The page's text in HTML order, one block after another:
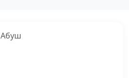
Абуш